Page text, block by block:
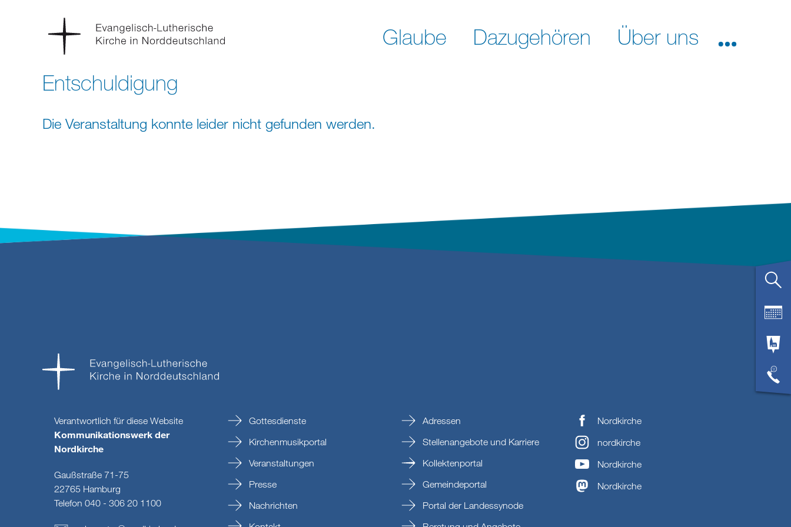
Glaube Dazugehören
Über uns
Entschuldigung
Die Veranstaltung konnte leider nicht gefunden werden.
Verantwortlich für diese Website
Kommunikationswerk der
Nordkirche
Gaußstraße 71-75
22765 Hamburg
Telefon 040 - 306 20 1100
Gottesdienste
Kirchenmusikportal
Veranstaltungen
Presse
Nachrichten
Adressen
Stellenangebote und Karriere
Kollektenportal
Gemeindeportal
Portal der Landessynode
Nordkirche
nordkirche
Nordkirche
Nordkirche